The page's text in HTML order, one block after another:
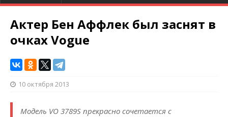
Актер Бен Аффлек был заснят в
очках Vogue
10 октября 2013
Модель VO 3789S прекрасно сочетается с